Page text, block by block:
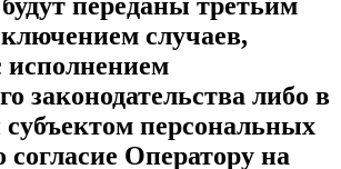
случаев,
исполнением
законодательства либо в
субъектом персональных
Оператору на